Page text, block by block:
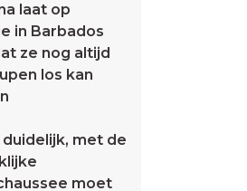
laat op
in Barbados
ze nog altijd
los kan
duidelijk, met de
moet